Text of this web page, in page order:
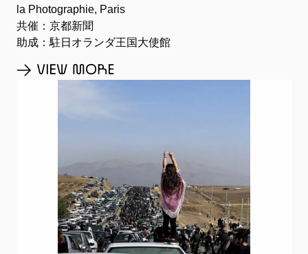
la Photographie, Paris
共催：京都新聞
助成：駐日オランダ王国大使館